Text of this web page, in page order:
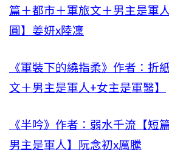
篇＋都市＋軍旅文＋男主是軍
圓】姜妍x陸凜
《軍裝下的繞指柔》作者：折
文＋男主是軍人+女主是軍醫】
《半吟》作者：弱水千流【短
男主是軍人】阮念初x厲騰